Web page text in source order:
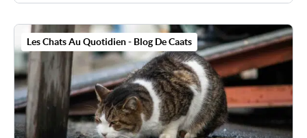
Les Chats Au Quotidien - Blog De Caats